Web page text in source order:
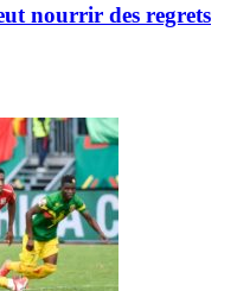
nourrir des regrets